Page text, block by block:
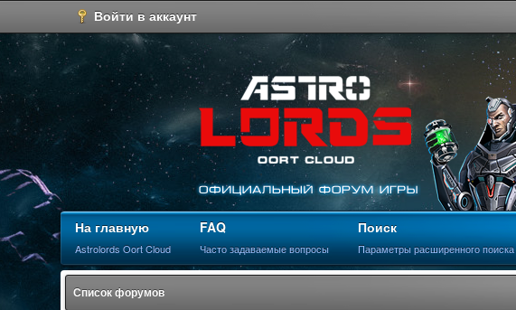
Войти в аккаунт
На главную
Astrolords Oort Cloud
FAQ
Часто задаваемые вопросы
Поиск
Параметры расширенного поиска
Список форумов